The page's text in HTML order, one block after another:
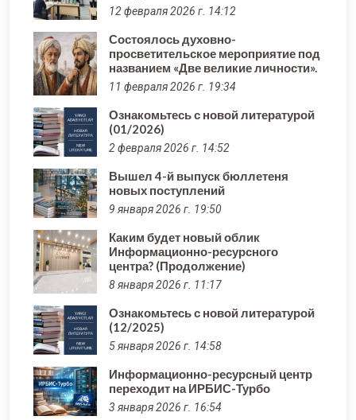
12 февраля 2026 г. 14:12
Состоялось духовно-
просветительское мероприятие под
названием «Две великие личности».
11 февраля 2026 г. 19:34
Ознакомьтесь с новой литературой
(01/2026)
2 февраля 2026 г. 14:52
Вышел 4-й выпуск бюллетеня
новых поступлений
9 января 2026 г. 19:50
Каким будет новый облик
Информационно-ресурсного
центра? (Продолжение)
8 января 2026 г. 11:17
Ознакомьтесь с новой литературой
(12/2025)
5 января 2026 г. 14:58
Информационно-ресурсный центр
переходит на ИРБИС-Турбо
3 января 2026 г. 16:54